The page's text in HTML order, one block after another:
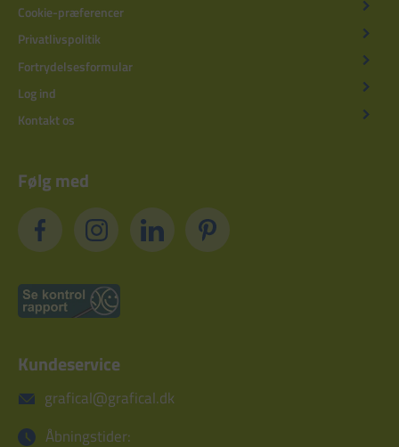
Cookie-præferencer
Privatlivspolitik
Fortrydelsesformular
Log ind
Kontakt os
Følg med
Kundeservice
grafical@grafical.dk
Åbningstider: